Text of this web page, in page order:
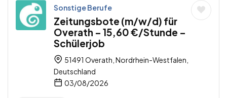
Sonstige Berufe
Zeitungsbote (m/w/d) für
Overath – 15,60 €/Stunde –
Schülerjob
51491 Overath, Nordrhein-Westfalen,
Deutschland
03/08/2026